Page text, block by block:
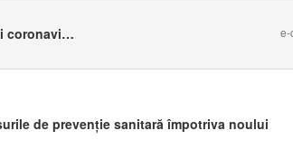
Comunicat referitor la măsurile de prevenție sanitară împotriva noului coronavirus e-
de prevenție sanitară împotriva noului